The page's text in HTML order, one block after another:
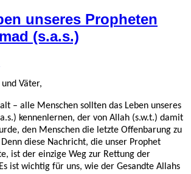
unseres Propheten
(s.a.s.)
Väter,
– alle Menschen sollten das Leben unseres
kennenlernen, der von Allah (s.w.t.) damit
den Menschen die letzte Offenbarung zu
diese Nachricht, die unser Prophet
ist der einzige Weg zur Rettung der
ist wichtig für uns, wie der Gesandte Allahs